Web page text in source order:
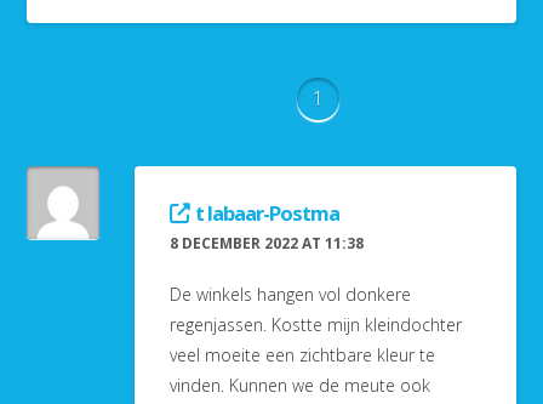
1
t labaar-Postma
8 DECEMBER 2022 AT 11:38
De winkels hangen vol donkere
regenjassen. Kostte mijn kleindochter
veel moeite een zichtbare kleur te
vinden. Kunnen we de meute ook